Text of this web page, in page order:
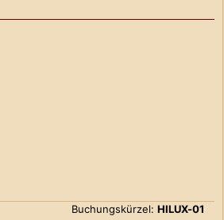
Buchungskürzel: HILUX-01